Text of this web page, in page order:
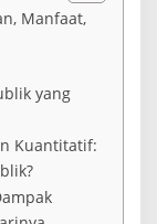
Manfaat,
yang
Kuantitatif: